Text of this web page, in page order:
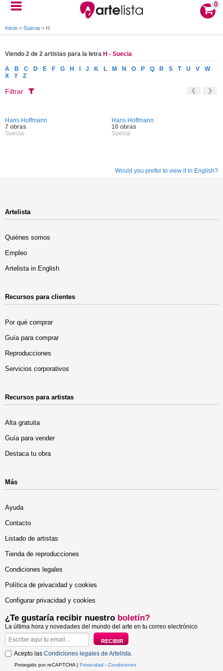
0
Inicio > Suecia > H
Viendo 2 de 2 artistas para la letra H - Suecia
A B C D E F G H J K L M N O P Q R S T U V
W
X
Y Z
Filtrar
Hans Hoffmann
7 obras
Suecia
Hans Hoffmann
10 obras
Suecia
Would you prefer to view it in English?
Artelista
Quiénes somos
Empleo
Artelista in English
Recursos para clientes
Por qué comprar
Guía para comprar
Reproducciones
Servicios corporativos
Recursos para artistas
Alta gratuita
Guía para vender
Destaca tu obra
Más
Ayuda
Contacto
Listado de artistas
Tienda de reproducciones
Condiciones legales
Política de privacidad y cookies
Configurar privacidad y cookies
¿Te gustaría recibir nuestro boletín?
La última hora y novedades del mundo del arte en tu correo electrónico
Acepto las Condiciones legales de Artelista.
Protegido por reCAPTCHA | Privacidad - Condiciones